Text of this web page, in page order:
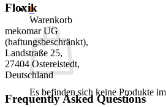
0
Warenkorb
Es befinden sich keine Produkte
Floxik
mekomar UG
(haftungsbeschränkt),
Landstraße 25,
27404 Ostereistedt,
Deutschland
Frequently Asked Questions